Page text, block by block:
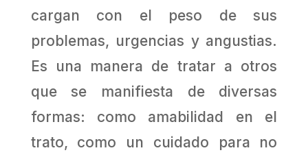
cargan con el peso de sus
problemas, urgencias y angustias.
Es una manera de tratar a otros
que se manifiesta de diversas
formas: como amabilidad en el
trato, como un cuidado para no